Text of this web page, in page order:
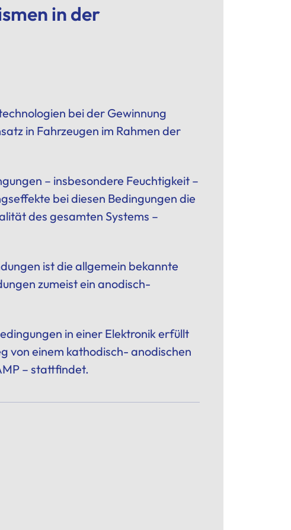
in der
bei der Gewinnung
in Fahrzeugen im Rahmen der
– insbesondere Feuchtigkeit –
bei diesen Bedingungen die
des gesamten Systems –
ist die allgemein bekannte
zumeist ein anodisch-
in einer Elektronik erfüllt
von einem kathodisch- anodischen
– stattfindet.